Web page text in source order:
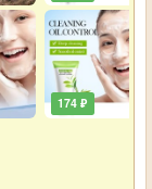
174 ₽